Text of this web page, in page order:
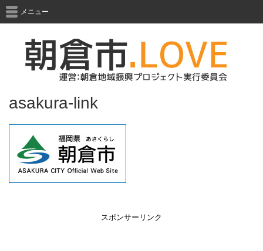
メニュー
asakura-link
スポンサーリンク